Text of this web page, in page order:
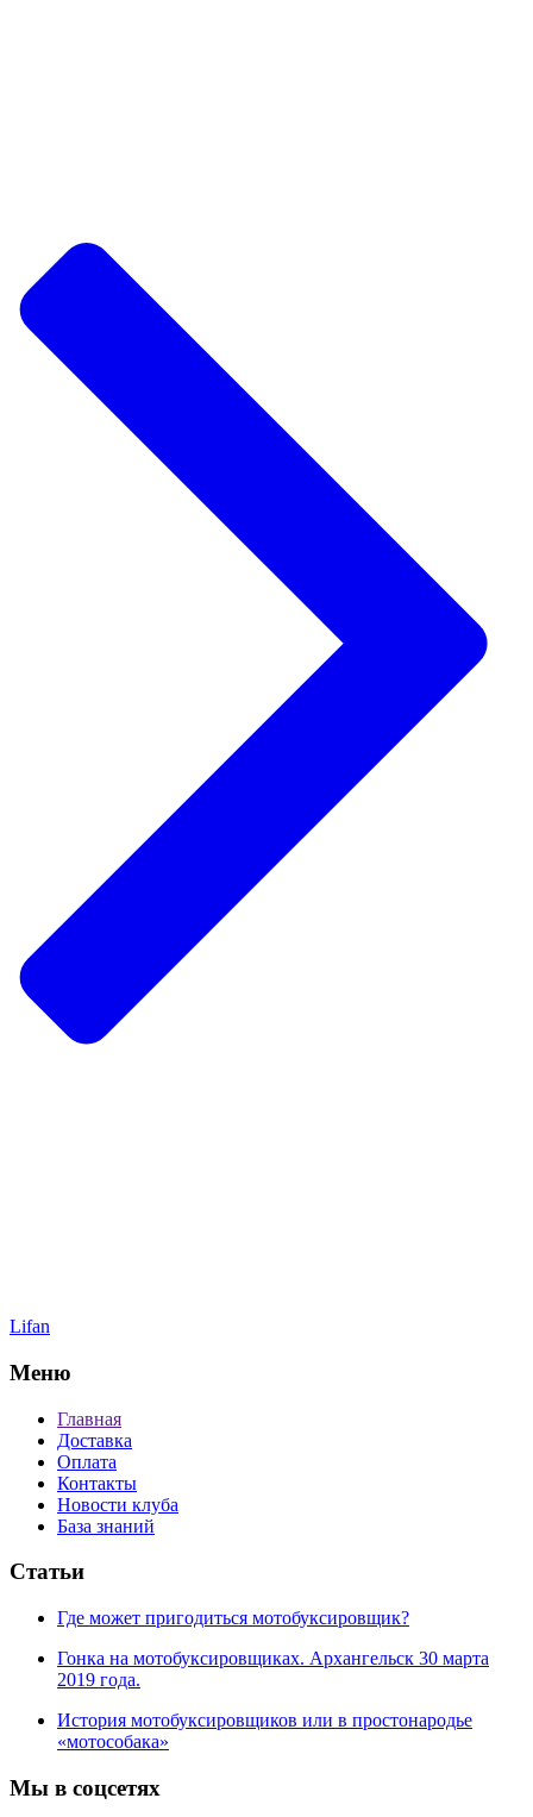
Lifan
Меню
Главная
Доставка
Оплата
Контакты
Новости клуба
База знаний
Статьи
Где может пригодиться мотобуксировщик?
Гонка на мотобуксировщиках. Архангельск 30 марта
2019 года.
История мотобуксировщиков или в простонародье
«мотособака»
Мы в соцсетях